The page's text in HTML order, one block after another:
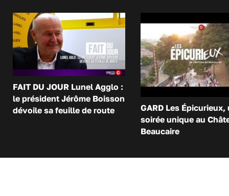
FAIT DU JOUR Lunel Agglo :
le président Jérôme Boisson
dévoile sa feuille de route
GARD Les Épicurieux,
soirée unique au
Beaucaire